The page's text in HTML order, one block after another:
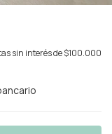
sin interés de$100.000